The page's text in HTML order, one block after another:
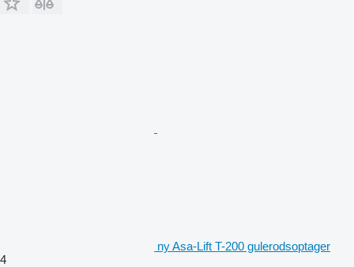
ny Asa-Lift T-200 gulerodsoptager
4